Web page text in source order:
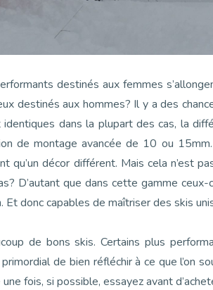
destinés aux femmes
destinés aux hommes? Il y a des
dans la plupart des cas, la
de montage avancée de 10 ou
qu’un décor différent. Mais cela n’est
D’autant que dans cette gamme
donc capables de maîtriser des skis
de bons skis. Certains plus
de bien réfléchir à ce que l’on
fois, si possible, essayez avant